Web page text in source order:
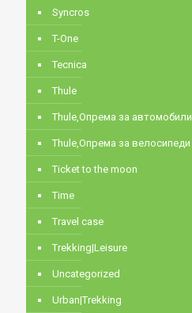
Syncros
T-One
Tecnica
Thule
Thule,Опрема за автомобили
Thule,Опрема за велосипеди
Ticket to the moon
Time
Travel case
Trekking|Leisure
Uncategorized
Urban|Trekking